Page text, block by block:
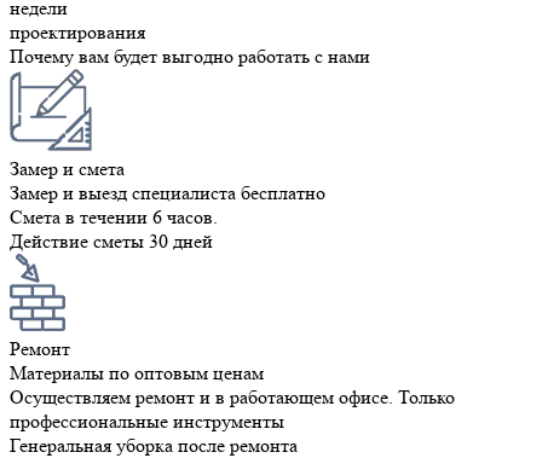
недели
проектирования
Почему вам будет выгодно работать с нами
Замер и смета
Замер и выезд специалиста бесплатно
Смета в течении 6 часов.
Действие сметы 30 дней
Ремонт
Материалы по оптовым ценам
Осуществляем ремонт и в работающем офисе. Только
профессиональные инструменты
Генеральная уборка после ремонта